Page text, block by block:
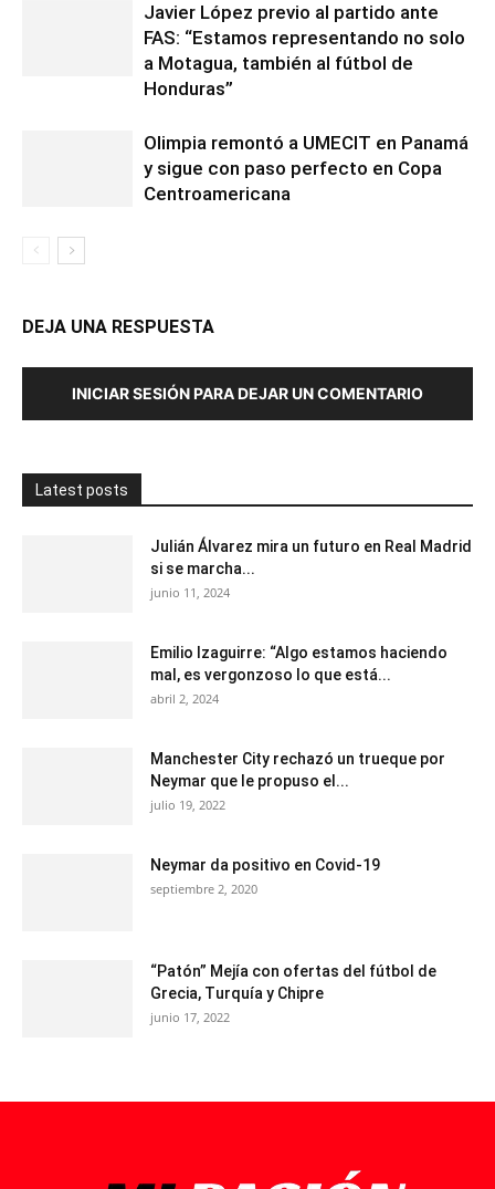
Javier López previo al partido ante
FAS: “Estamos representando no solo
a Motagua, también al fútbol de
Honduras”
Olimpia remontó a UMECIT en Panamá
y sigue con paso perfecto en Copa
Centroamericana
DEJA UNA RESPUESTA
INICIAR SESIÓN PARA DEJAR UN COMENTARIO
Latest posts
Julián Álvarez mira un futuro en Real Madrid
si se marcha...
junio 11, 2024
Emilio Izaguirre: “Algo estamos haciendo
mal, es vergonzoso lo que está...
abril 2, 2024
Manchester City rechazó un trueque por
Neymar que le propuso el...
julio 19, 2022
Neymar da positivo en Covid-19
septiembre 2, 2020
“Patón” Mejía con ofertas del fútbol de
Grecia, Turquía y Chipre
junio 17, 2022